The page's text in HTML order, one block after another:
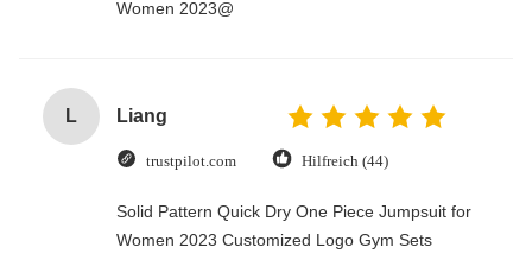
Women 2023@
L Liang
trustpilot.com Hilfreich (44)
Solid Pattern Quick Dry One Piece Jumpsuit for
Women 2023 Customized Logo Gym Sets